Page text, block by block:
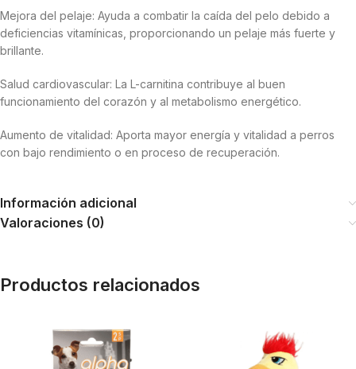
Mejora del pelaje: Ayuda a combatir la caída del pelo debido a
deficiencias vitamínicas, proporcionando un pelaje más fuerte y
brillante.
Salud cardiovascular: La L-carnitina contribuye al buen
funcionamiento del corazón y al metabolismo energético.
Aumento de vitalidad: Aporta mayor energía y vitalidad a perros
con bajo rendimiento o en proceso de recuperación.
Información adicional
Valoraciones (0)
Productos relacionados